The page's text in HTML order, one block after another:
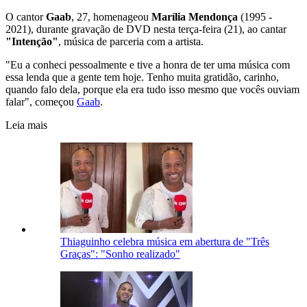
O cantorGaab, 27, homenageou Marília Mendonça (1995 -
2021), durante gravação de DVD nesta terça-feira (21), ao cantar
"Intenção", música de parceria com a artista.
"Eu a conheci pessoalmente e tive a honra de ter uma música com
essa lenda que a gente tem hoje. Tenho muita gratidão, carinho,
quando falo dela, porque ela era tudo isso mesmo que vocês ouviam
falar", começou Gaab.
Leia mais
Thiaguinho celebra música em abertura de "Três
Graças": "Sonho realizado"